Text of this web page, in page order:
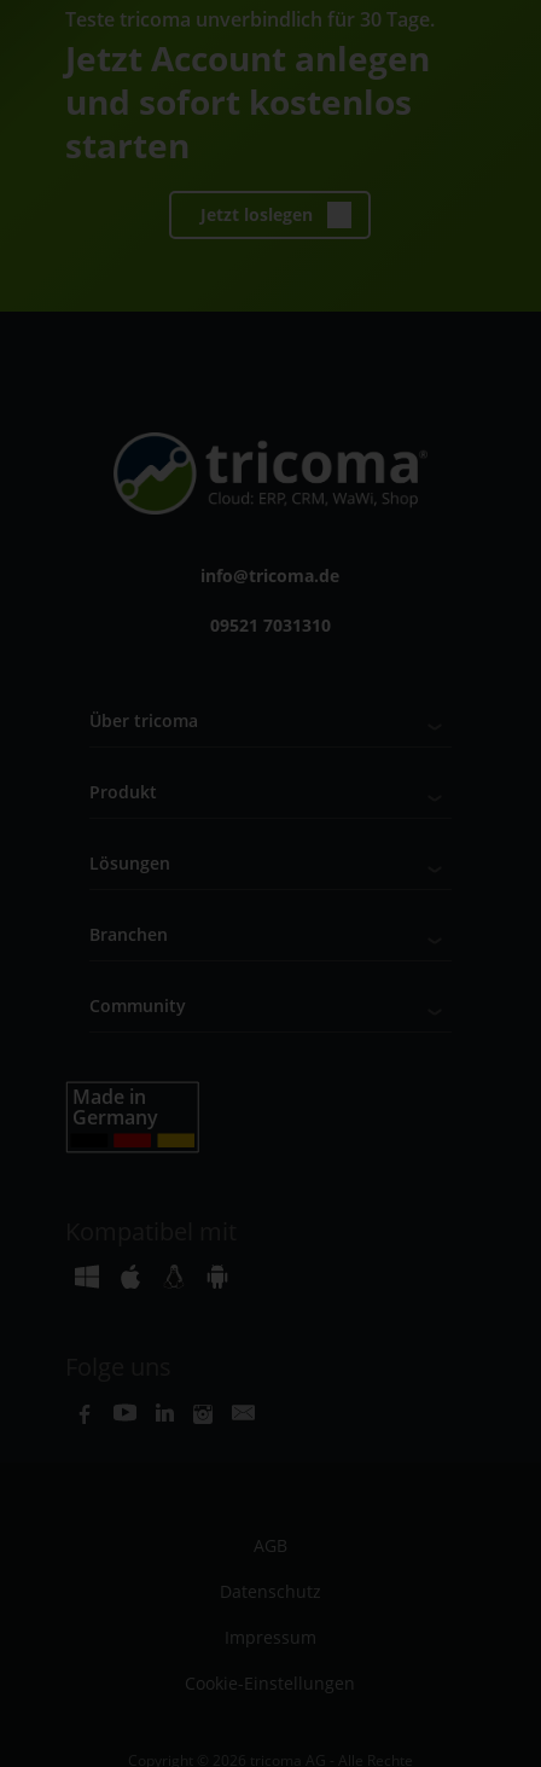
Teste tricoma unverbindlich für 30 Tage.
Jetzt Account anlegen
und sofort kostenlos
starten
Jetzt loslegen
info@tricoma.de
09521 7031310
Über tricoma
Produkt
Lösungen
Branchen
Community
AGB
Datenschutz
Impressum
Cookie-Einstellungen